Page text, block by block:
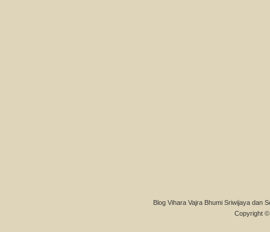
Blog Vihara Vajra Bhumi Sriwijaya dan
Copyright ©